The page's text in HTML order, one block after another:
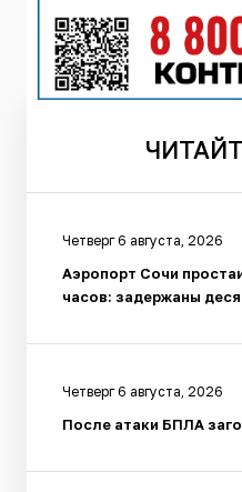
Четверг 6 августа, 2026
Аэропорт Сочи
часов: задержаны
Четверг 6 августа, 2026
После атаки БПЛА